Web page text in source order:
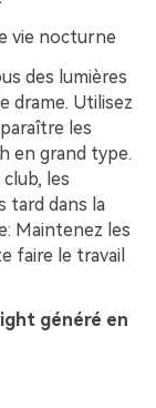
vie nocturne
des lumières
drame. Utilisez
les
en grand type.
les
tard dans la
Maintenez les
faire le travail
généré en